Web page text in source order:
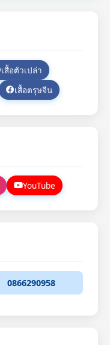
เสื้อตัวเปล่า
เสื้อตรุษจีน
YouTube
0866290958